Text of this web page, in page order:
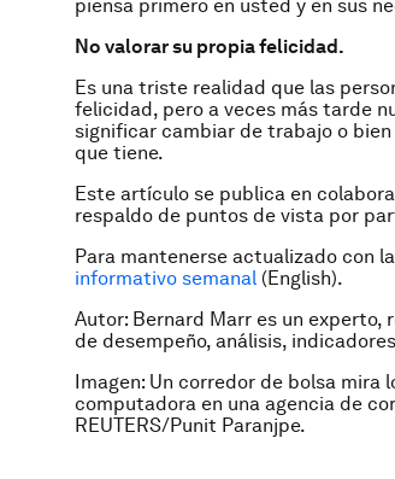
piensa primero en usted y en sus
No valorar su propia felicidad.
Es una triste realidad que las
felicidad, pero a veces más tarde
significar cambiar de trabajo o
que tiene.
Este artículo se publica en
respaldo de puntos de vista por
Para mantenerse actualizado con
informativo semanal (English).
Autor: Bernard Marr es un
de desempeño, análisis,
Imagen: Un corredor de bolsa mira
computadora en una agencia de
REUTERS/Punit Paranjpe.